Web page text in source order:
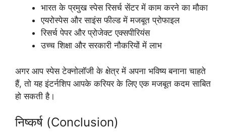
भारत के प्रमुख स्पेस रिसर्च सेंटर में काम करने का मौका
एयरोस्पेस और साइंस फील्ड में मजबूत प्रोफाइल
रिसर्च पेपर और प्रोजेक्ट एक्सपीरियंस
उच्च शिक्षा और सरकारी नौकरियों में लाभ
अगर आप स्पेस टेक्नोलॉजी के क्षेत्र में अपना भविष्य बनाना चाहते
हैं, तो यह इंटर्नशिप आपके करियर के लिए एक मजबूत कदम साबित
हो सकती है।
निष्कर्ष (Conclusion)